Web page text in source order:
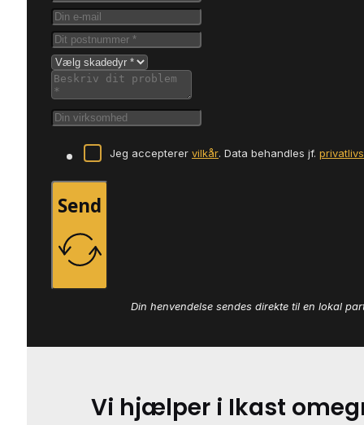
Jeg accepterer vilkår. Data behandles jf.
Send
Din henvendelse sendes direkte til en lokal
Vi hjælper i Ikast